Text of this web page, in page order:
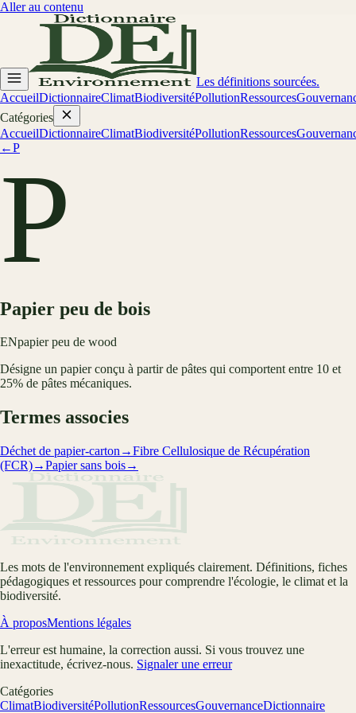
Aller au contenu
Les définitions sourcées.
AccueilDictionnaireClimatBiodiversitéPollutionRessources
Catégories
AccueilDictionnaireClimatBiodiversitéPollutionRessources
←P
P
Papier peu de bois
ENpapier peu de wood
Désigne un papier conçu à partir de pâtes qui comportent entre 10 et
25% de pâtes mécaniques.
Termes associes
Déchet de papier-carton →Fibre Cellulosique de Récupération
(FCR)→Papier sans bois→
Les mots de l'environnement expliqués clairement. Définitions, fiches
pédagogiques et ressources pour comprendre l'écologie, le climat et la
biodiversité.
À proposMentions légales
L'erreur est humaine, la correction aussi. Si vous trouvez une
inexactitude, écrivez-nous. Signaler une erreur
Catégories
ClimatBiodiversitéPollutionRessourcesGouvernanceDictionnaire